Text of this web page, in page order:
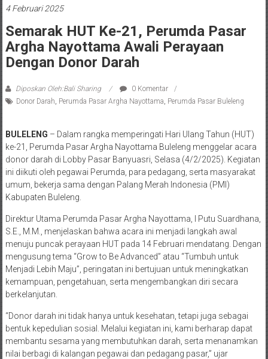
4 Februari 2025
Semarak HUT Ke-21, Perumda Pasar
Argha Nayottama Awali Perayaan
Dengan Donor Darah
Diposkan Oleh:Bali Sharing
0 Komentar
Donor Darah Perumda Pasar Argha Nayottama Perumda Pasar Buleleng
BULELENG – Dalam rangka memperingati Hari Ulang Tahun (HUT)
ke-21, Perumda Pasar Argha Nayottama Buleleng menggelar acara
donor darah di Lobby Pasar Banyuasri, Selasa (4/2/2025). Kegiatan
ini diikuti oleh pegawai Perumda, para pedagang, serta masyarakat
umum, bekerja sama dengan Palang Merah Indonesia (PMI)
Kabupaten Buleleng.
Direktur Utama Perumda Pasar Argha Nayottama, I Putu Suardhana,
S.E., M.M., menjelaskan bahwa acara ini menjadi langkah awal
menuju puncak perayaan HUT pada 14 Februari mendatang. Dengan
mengusung tema “Grow to Be Advanced” atau “Tumbuh untuk
Menjadi Lebih Maju”, peringatan ini bertujuan untuk meningkatkan
kemampuan, pengetahuan, serta mengembangkan diri secara
berkelanjutan.
“Donor darah ini tidak hanya untuk kesehatan, tetapi juga sebagai
bentuk kepedulian sosial. Melalui kegiatan ini, kami berharap dapat
membantu sesama yang membutuhkan darah, serta menanamkan
nilai berbagi di kalangan pegawai dan pedagang pasar,” ujar